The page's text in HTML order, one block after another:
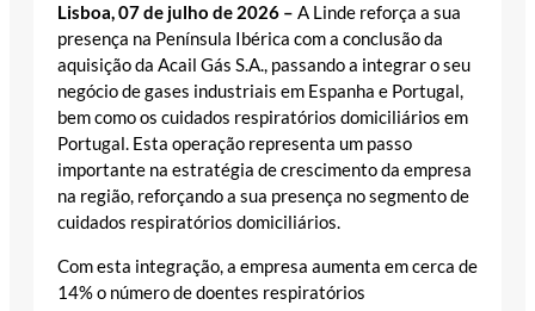
Lisboa, 07 de julho de 2026 – A Linde reforça a sua
presença na Península Ibérica com a conclusão da
aquisição da Acail Gás S.A., passando a integrar o seu
negócio de gases industriais em Espanha e Portugal,
bem como os cuidados respiratórios domiciliários em
Portugal. Esta operação representa um passo
importante na estratégia de crescimento da empresa
na região, reforçando a sua presença no segmento de
cuidados respiratórios domiciliários.
Com esta integração, a empresa aumenta em cerca de
14% o número de doentes respiratórios